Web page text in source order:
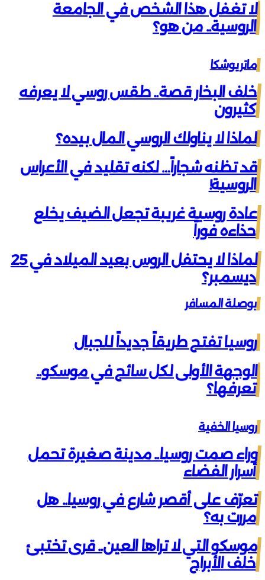
لا تغفل هذا الشخص في الجامعة
الروسية.. من هو؟
ماتريوشكا
خلف البخار قصة.. طقس روسي لا يعرفه
كثيرون
لماذا لا يناولك الروسي المال بيده؟
قد تظنه شجاراً… لكنه تقليد في الأعراس
الروسية!
عادة روسية غريبة تجعل الضيف يخلع
حذاءه فوراً
لماذا لا يحتفل الروس بعيد الميلاد في 25
ديسمبر؟
بوصلة المسافر
روسيا تفتح طريقاً جديداً للجبال
الوجهة الأولى لكل سائح في موسكو..
تعرفها؟
روسيا الخفية
وراء صمت روسيا.. مدينة صغيرة تحمل
أسرار الفضاء
تعرّف على أقصر شارع في روسيا.. هل
مررت به؟
موسكو التي لا تراها العين.. قرى تختبئ
خلف الأبراج